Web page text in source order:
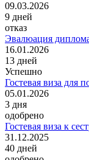
09.03.2026
9 дней
отказ
Эвалюация
16.01.2026
13 дней
Успешно
Гостевая виза для
05.01.2026
3 дня
одобрено
Гостевая виза к
31.12.2025
40 дней